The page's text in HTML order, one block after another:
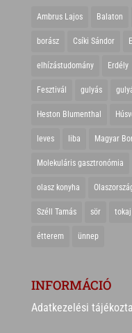
Ambrus Lajos Balaton
borász Csíki Sándor
elhízástudomány Erdély
Fesztivál gulyás
Heston Blumenthal
leves liba Magyar
Molekuláris gasztronómia
olasz konyha
Széll Tamás sör tokaj
étterem ünnep
INFORMÁCIÓ
Adatkezelési